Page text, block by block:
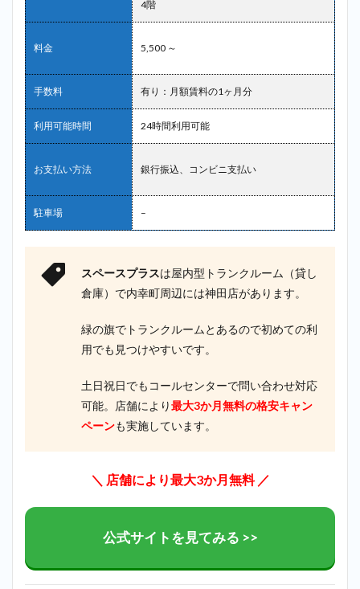
4階
料金 5,500 ～
手数料 有り：月額賃料の1ヶ月分
利用可能時間 24時間利用可能
お支払い方法 銀行振込、コンビニ支払い
駐車場 –
スペースプラスは屋内型トランクルーム（貸し
倉庫）で内幸町周辺には神田店があります。
緑の旗でトランクルームとあるので初めての利
用でも見つけやすいです。
土日祝日でもコールセンターで問い合わせ対応
可能。店舗により最大3か月無料の格安キャン
ペーンも実施しています。
＼ 店舗により最大3か月無料 ／
公式サイトを見てみる >>